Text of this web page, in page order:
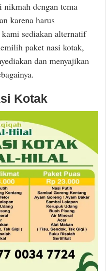
nikmah dengan tema
karena harus
sediakan alternatif
paket nasi kotak,
dan menyajikan
Kotak